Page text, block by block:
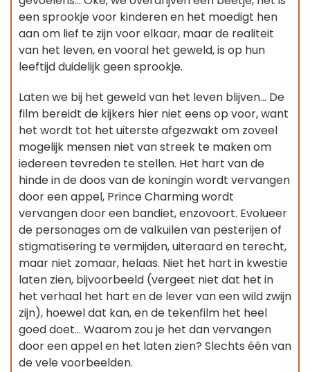
een sprookje voor kinderen en het moedigt hen
aan om lief te zijn voor elkaar, maar de realiteit
van het leven, en vooral het geweld, is op hun
leeftijd duidelijk geen sprookje.
Laten we bij het geweld van het leven blijven... De
film bereidt de kijkers hier niet eens op voor, want
het wordt tot het uiterste afgezwakt om zoveel
mogelijk mensen niet van streek te maken om
iedereen tevreden te stellen. Het hart van de
hinde in de doos van de koningin wordt vervangen
door een appel, Prince Charming wordt
vervangen door een bandiet, enzovoort. Evolueer
de personages om de valkuilen van pesterijen of
stigmatisering te vermijden, uiteraard en terecht,
maar niet zomaar, helaas. Niet het hart in kwestie
laten zien, bijvoorbeeld (vergeet niet dat het in
het verhaal het hart en de lever van een wild zwijn
zijn), hoewel dat kan, en de tekenfilm het heel
goed doet... Waarom zou je het dan vervangen
door een appel en het laten zien? Slechts één van
de vele voorbeelden.